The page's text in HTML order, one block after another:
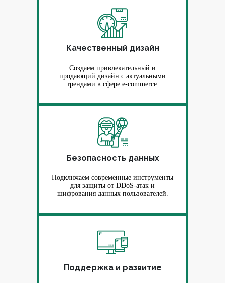
Качественный дизайн
Создаем привлекательный и
продающий дизайн с актуальными
трендами в сфере e-commerce.
Безопасность данных
Подключаем современные инструменты
для защиты от DDoS-атак и
шифрования данных пользователей.
Поддержка и развитие